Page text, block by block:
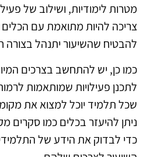
מטרות לימודיות, ושילוב של
צריכה להיות מתואמת עם הכלים
להבטיח שהשיעור יתנהל בצורה
כמו כן, יש להתחשב בצרכים
לתכנן פעילויות שמותאמות
שכל תלמיד יוכל למצוא את
ניתן להיעזר בכלים כמו סקרים
כדי לבדוק את הידע של